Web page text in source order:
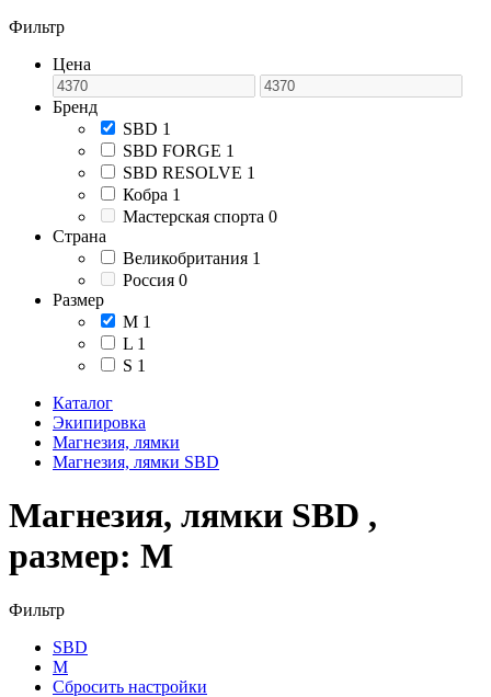
Фильтр
Цена
Бренд
SBD 1
SBD FORGE 1
SBD RESOLVE 1
Кобра 1
Мастерская спорта 0
Страна
Великобритания 1
Россия 0
Размер
M 1
L 1
S 1
Каталог
Экипировка
Магнезия, лямки
Магнезия, лямки SBD
Магнезия, лямки SBD ,
размер: M
Фильтр
SBD
M
Сбросить настройки